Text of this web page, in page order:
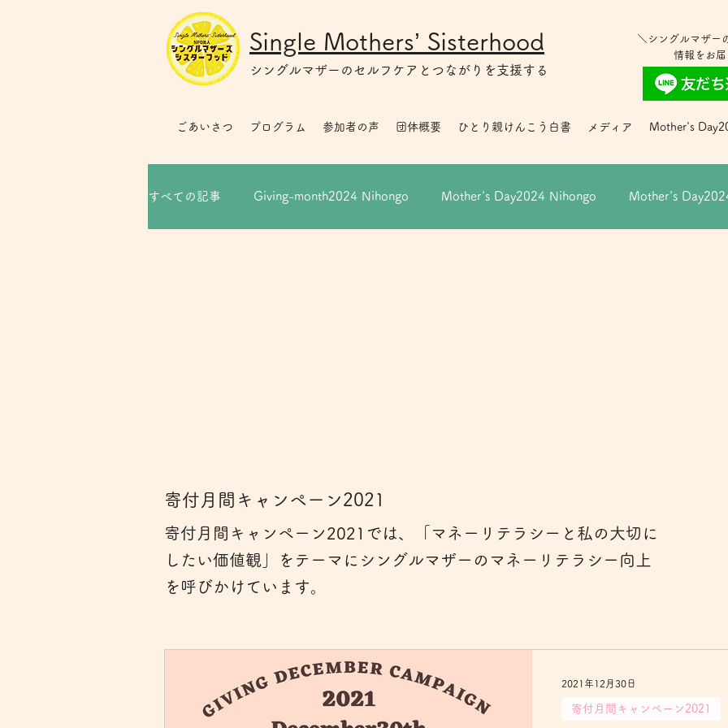
Single Mothers’ Sisterhood
シングルマザー のセルフケアとつながりを支援する
＼シングルマザー
情報をお届
ごあいさつ プログラム 参加者の声 団体概要 ひとり親けんこう白書 メディア Mother's
すべての記事 Giving-month2024 Nihongo Mother's Day2024 Nihongo Mother's
寄付月間キャンペーン2021
寄付月間キャンペーン2021では、「マネーリテラシーと私の大切に
したい価値観」をテーマにシングルマザーのマネーリテラシー向上
を呼びかけています。
寄付月間キャンペーン2021
2021年12月30日